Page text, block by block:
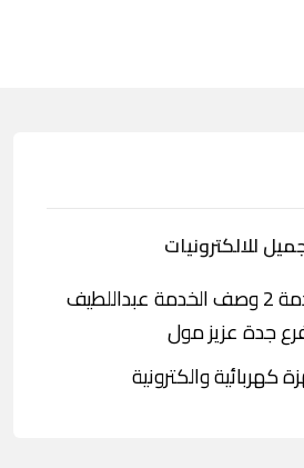
للالكترونيات
مستوى أسعار الخدمة 2 وصف الخدمة عبداللطيف
جدة عزيز مول
كهربائية والكترونية